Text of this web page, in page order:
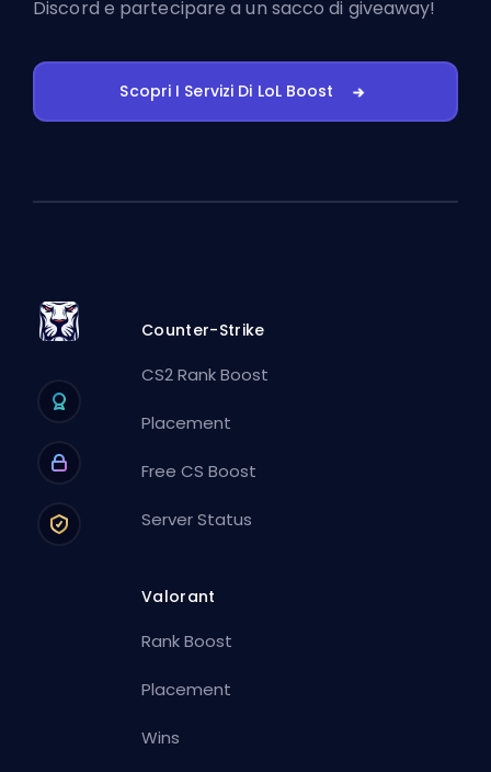
Discord e partecipare a un sacco di giveaway!
Scopri I Servizi Di LoL Boost
Counter-Strike
CS2 Rank Boost
Placement
Free CS Boost
Server Status
Valorant
Rank Boost
Placement
Wins